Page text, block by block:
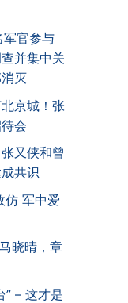
军官参与
并集中关
灭
京城！张
会
又侠和曾
共识
仿 军中爱
晓晴，章
” – 这才是